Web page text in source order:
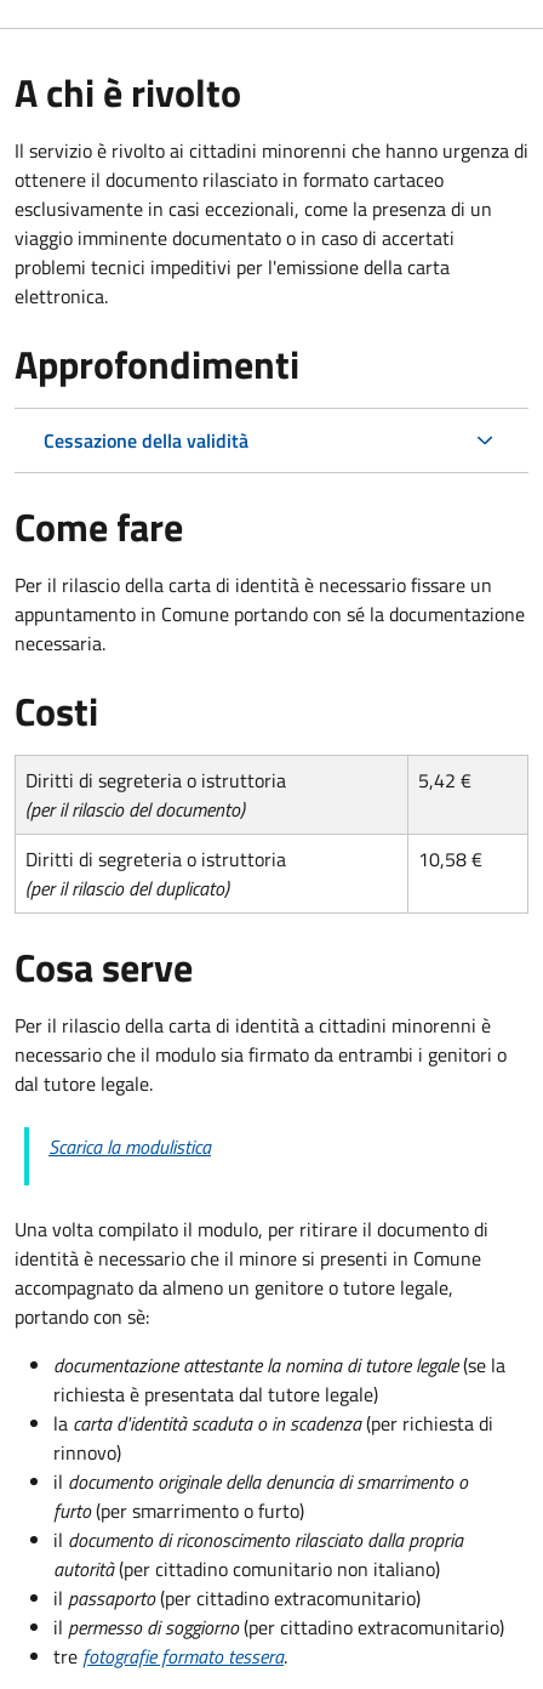
A chi è rivolto
Il servizio è rivolto ai cittadini minorenni che hanno urgenza di
ottenere il documento rilasciato in formato cartaceo
esclusivamente in casi eccezionali, come la presenza di un
viaggio imminente documentato o in caso di accertati
problemi tecnici impeditivi per l'emissione della carta
elettronica.
Approfondimenti
Cessazione della validità
Come fare
Per il rilascio della carta di identità è necessario fissare un
appuntamento in Comune portando con sé la documentazione
necessaria.
Costi
Diritti di segreteria o istruttoria
(per il rilascio del documento)
5,42 €
Diritti di segreteria o istruttoria
(per il rilascio del duplicato)
10,58 €
Cosa serve
Per il rilascio della carta di identità a cittadini minorenni è
necessario che il modulo sia firmato da entrambi i genitori o
dal tutore legale.
Scarica la modulistica
Una volta compilato il modulo, per ritirare il documento di
identità è necessario che il minore si presenti in Comune
accompagnato da almeno un genitore o tutore legale,
portando con sè:
documentazione attestante la nomina di tutore legale(se la
richiesta è presentata dal tutore legale)
la carta d'identità scaduta o in scadenza(per richiesta di
rinnovo)
il documento originale della denuncia di smarrimento o
furto(per smarrimento o furto)
il documento di riconoscimento rilasciato dalla propria
autorità(per cittadino comunitario non italiano)
il passaporto(per cittadino extracomunitario)
il permesso di soggiorno(per cittadino extracomunitario)
tre fotografie formato tessera.